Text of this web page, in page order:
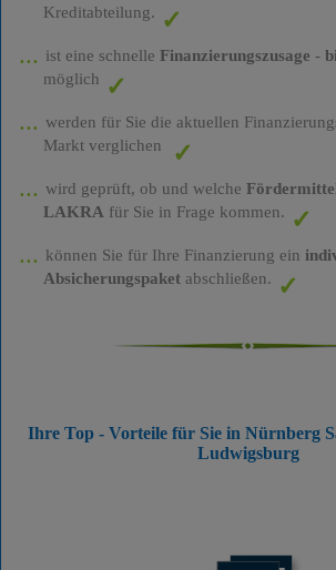
Kreditabteilung.
ist eine schnelle Finanzierungszusage -
möglich
werden für Sie die aktuellen
Markt verglichen
wird geprüft, ob und welche
LAKRA für Sie in Frage kommen.
können Sie für Ihre Finanzierung ein
Absicherungspaketabschließen.
Ihre Top - Vorteile für Sie in Nürnberg
Ludwigsburg